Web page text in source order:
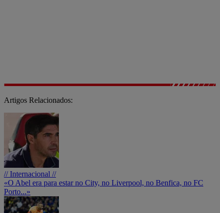
Artigos Relacionados:
// Internacional //
«O Abel era para estar no City, no Liverpool, no Benfica, no FC
Porto...»